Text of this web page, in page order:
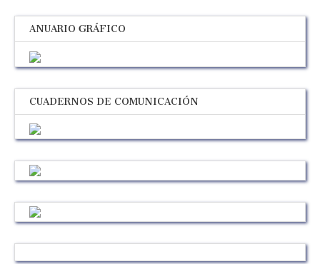
ANUARIO GRÁFICO
CUADERNOS DE COMUNICACIÓN